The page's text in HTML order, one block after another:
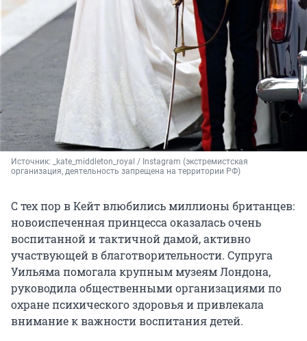
Источник:
_kate_middleton_royal / Instagram (экстремистская
организация, деятельность запрещена на территории РФ)
С тех пор в Кейт влюбились миллионы британцев:
новоиспеченная принцесса оказалась очень
воспитанной и тактичной дамой, активно
участвующей в благотворительности. Супруга
Уильяма помогала крупным музеям Лондона,
руководила общественными организациями по
охране психического здоровья и привлекала
внимание к важности воспитания детей.